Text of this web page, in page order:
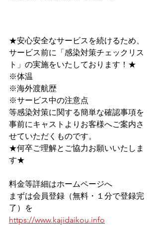
★安心安全なサービスを続けるため、
サービス前に﻿「感染対策チェックリス
ト」﻿の実施をいたしております！★
※体温
※海外渡航歴
※サービス中の注意点
等感染対策に関する簡単な確認事項を
事前にキャストよりお客様へご案内さ
せていただくものです。
★何卒ご理解とご協力お願いいたしま
す★
料金等詳細はホームページへ
まずは会員登録（無料・１分で登録完
了）を
https://www.kajidaikou.info